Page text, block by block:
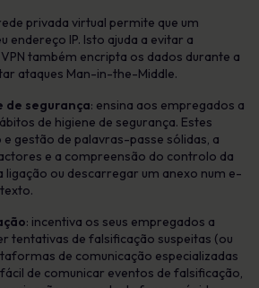
privada virtual permite que um
endereço IP. Isto ajuda a evitar a
também encripta os dados durante a
ataques Man-in-the-Middle.
de segurança: ensina aos empregados a
de higiene de segurança. Estes
gestão de palavras-passe sólidas, a
e a compreensão do controlo da
ligação ou descarregar um anexo num e-
: incentiva os seus empregados a
tentativas de falsificação suspeitas (ou
de comunicação especializadas
de comunicar eventos de falsificação,